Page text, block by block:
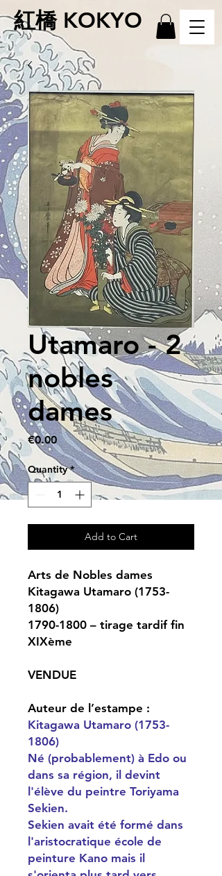
紅橋 KOKYO
Utamaro - 2
nobles
dames
€0.00Price
Quantity *
Add to Cart
Arts de Nobles dames
Kitagawa Utamaro (1753-
1806)
1790-1800 – tirage tardif fin
XIXème
VENDUE
Auteur de l’estampe :
Kitagawa Utamaro (1753-
1806)
Né (probablement) à Edo ou
dans sa région, il devint
l'élève du peintre Toriyama
Sekien.
Sekien avait été formé dans
l'aristocratique école de
peinture Kano mais il